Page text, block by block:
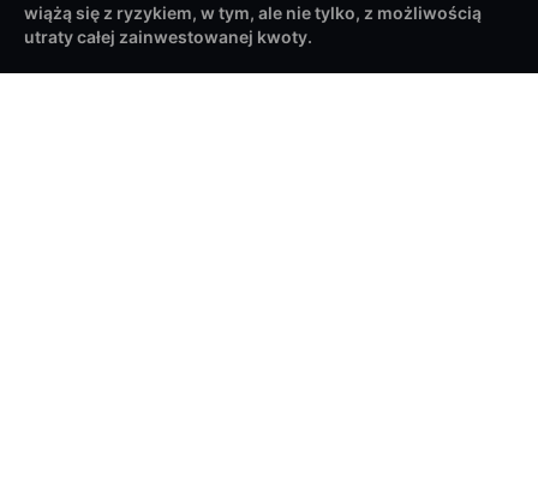
wiążą się z ryzykiem, w tym, ale nie tylko, z możliwością
utraty całej zainwestowanej kwoty.